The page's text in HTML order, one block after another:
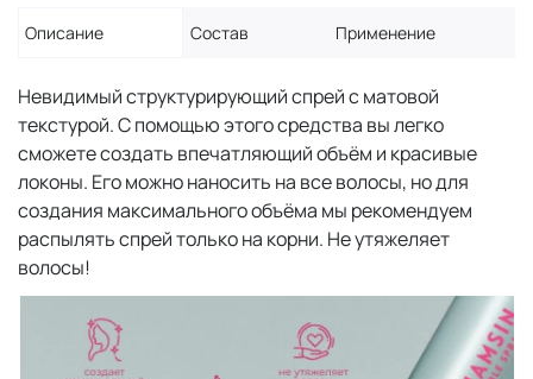
Описание Состав Применение
Невидимый структурирующий спрей с матовой
текстурой. С помощью этого средства вы легко
сможете создать впечатляющий объём и красивые
локоны. Его можно наносить на все волосы, но для
создания максимального объёма мы рекомендуем
распылять спрей только на корни. Не утяжеляет
волосы!